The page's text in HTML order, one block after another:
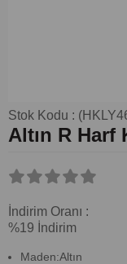
Stok Kodu
Altın R Harf
İndirim Oranı :
%19 İndirim
Maden:Altın